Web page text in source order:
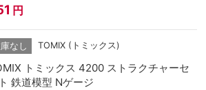
円
なし TOMIX (トミックス)
トミックス 4200 ストラクチャーセ
鉄道模型 Nゲージ